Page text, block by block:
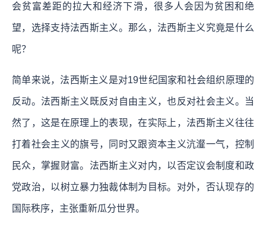
会贫富差距的拉大和经济下滑，很多人会因为贫困和绝
望，选择支持法西斯主义。那么，法西斯主义究竟是什么
呢？
简单来说，法西斯主义是对19世纪国家和社会组织原理的
反动。法西斯主义既反对自由主义，也反对社会主义。当
然了，这是在原理上的表现，在实际上，法西斯主义往往
打着社会主义的旗号，同时又跟资本主义沆瀣一气，控制
民众，掌握财富。法西斯主义对内，以否定议会制度和政
党政治，以树立暴力独裁体制为目标。对外，否认现存的
国际秩序，主张重新瓜分世界。